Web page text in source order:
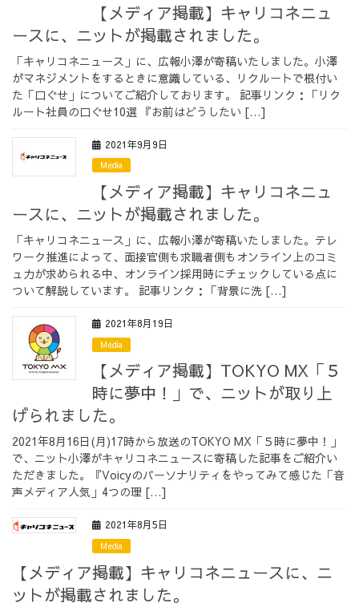
【メディア掲載】キャリコネニュ
ースに、ニットが掲載されました。
「キャリコネニュース」に、広報小澤が寄稿いたしました。小澤
がマネジメントをするときに意識している、リクルートで根付い
た「口ぐせ」についてご紹介しております。 記事リンク：「リク
ルート社員の口ぐせ10選 『お前はどうしたい […]
2021年9月9日
Media
【メディア掲載】キャリコネニュ
ースに、ニットが掲載されました。
「キャリコネニュース」に、広報小澤が寄稿いたしました。テレ
ワーク推進によって、面接官側も求職者側もオンライン上のコミ
ュ力が求められる中、オンライン採用時にチェックしている点に
ついて解説しています。 記事リンク：「背景に洗 […]
2021年8月19日
Media
【メディア掲載】TOKYO MX「５
時に夢中！」で、ニットが取り上
げられました。
2021年8月16日(月)17時から放送のTOKYO MX「５時に夢中！」
で、ニット小澤がキャリコネニュースに寄稿した記事をご紹介い
ただきました。『Voicyのパーソナリティをやってみて感じた「音
声メディア人気」4つの理 […]
2021年8月5日
Media
【メディア掲載】キャリコネニュースに、ニ
ットが掲載されました。